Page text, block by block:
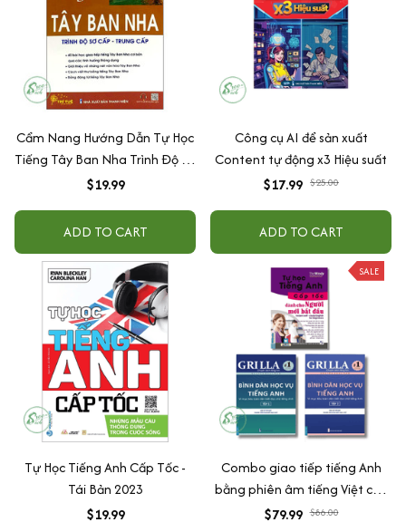
Cẩm Nang Hướng Dẫn Tự Học
Tiếng Tây Ban Nha Trình Độ Sơ
Cấp - Trung Cấp
$19.99
ADD TO CART
Công cụ AI để sản xuất
Content tự động x3 Hiệu suất
$17.99 $25.00
ADD TO CART
Tự Học Tiếng Anh Cấp Tốc -
Tái Bản 2023
$19.99
SALE
Combo giao tiếp tiếng Anh
bằng phiên âm tiếng Việt cho
người mất gốc (Bình dân học
$79.99 $86.00